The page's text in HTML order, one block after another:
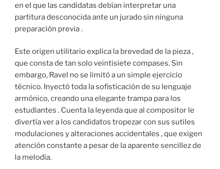
en el que las candidatas debían interpretar una
partitura desconocida ante un jurado sin ninguna
preparación previa .
Este origen utilitario explica la brevedad de la pieza ,
que consta de tan solo veintisiete compases. Sin
embargo, Ravel no se limitó a un simple ejercicio
técnico. Inyectó toda la sofisticación de su lenguaje
armónico, creando una elegante trampa para los
estudiantes . Cuenta la leyenda que al compositor le
divertía ver a los candidatos tropezar con sus sutiles
modulaciones y alteraciones accidentales , que exigen
atención constante a pesar de la aparente sencillez de
la melodía.